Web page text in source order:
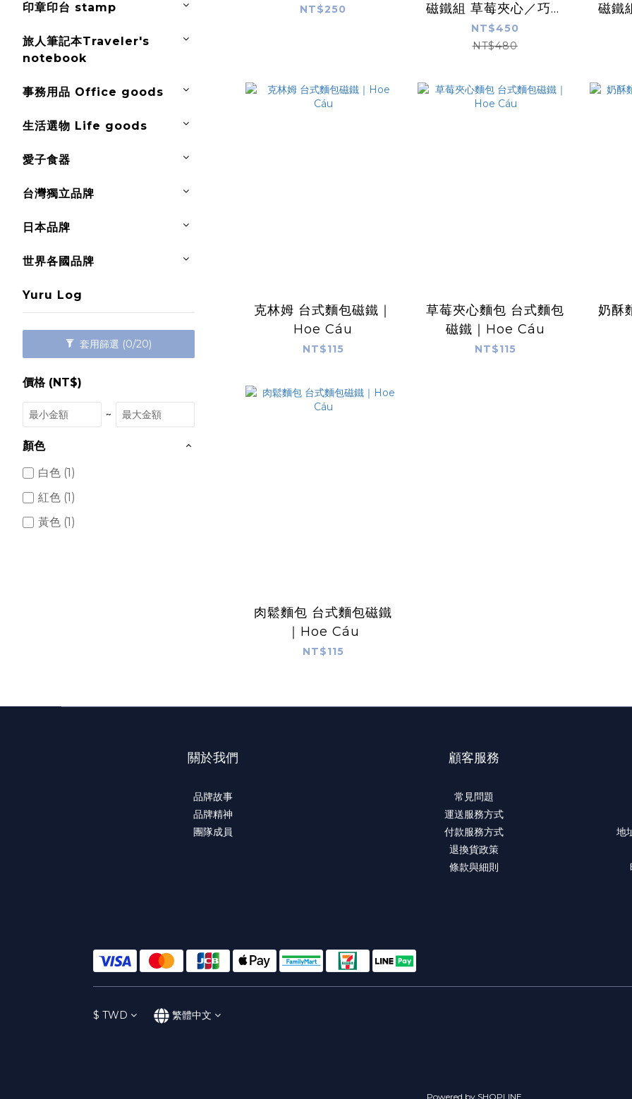
印章印台 stamp
旅人筆記本Traveler's
notebook
事務用品 Office goods
生活選物 Life goods
愛子食器
台灣獨立品牌
日本品牌
世界各國品牌
Yuru Log
套用篩選 (0/20)
價格 (NT$)
~
顏色
白色 (1)
紅色 (1)
黃色 (1)
NT$250
磁鐵組 草莓夾心／巧克
力／奶油螺／奶酥 ｜
Hoe Cáu
NT$450
NT$480
磁鐵
克林姆 台式麵包磁鐵｜
Hoe Cáu
NT$115
草莓夾心麵包 台式麵包
磁鐵｜Hoe Cáu
NT$115
奶酥
肉鬆麵包 台式麵包磁鐵
｜Hoe Cáu
NT$115
關於我們
品牌故事
品牌精神
團隊成員
顧客服務
常見問題
運送服務方式
付款服務方式
退換貨政策
條款與細則
地
$ TWD 繁體中文
Powered by SHOPLINE